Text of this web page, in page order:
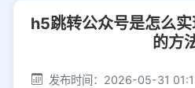
社交平台 电商平
h5跳转公众号是怎么
的方
发布时间：2026-05-31